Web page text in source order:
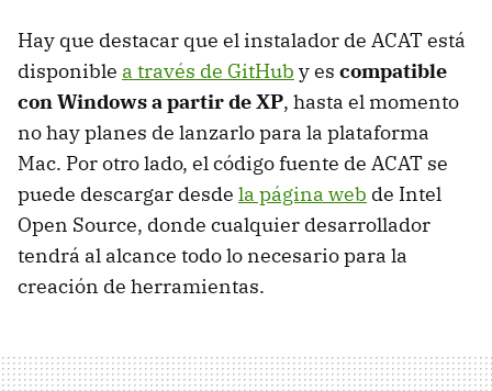
Hay que destacar que el instalador de ACAT está
disponible a través de GitHub y es compatible
con Windows a partir de XP, hasta el momento
no hay planes de lanzarlo para la plataforma
Mac. Por otro lado, el código fuente de ACAT se
puede descargar desde la página web de Intel
Open Source, donde cualquier desarrollador
tendrá al alcance todo lo necesario para la
creación de herramientas.